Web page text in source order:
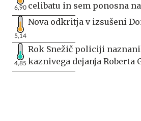
6,90 celibatu in sem ponosna
5,14
Nova odkritja v izsušeni
4,85
Rok Snežič policiji
kaznivega dejanja Roberta